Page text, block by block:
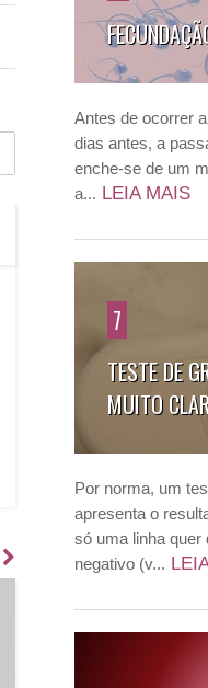
Antes de ocorrer
dias antes, a
enche-se de um
a... LEIA MAIS
7
TESTE DE
MUITO
Por norma, um
apresenta o
só uma linha quer
negativo (v...